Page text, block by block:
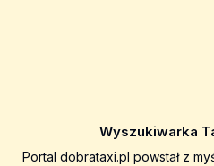
Wyszukiwarka
Portal dobrataxi.pl powstał z